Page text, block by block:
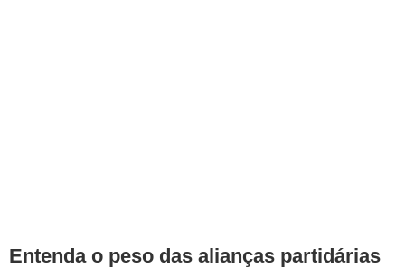
Entenda o peso das alianças partidárias